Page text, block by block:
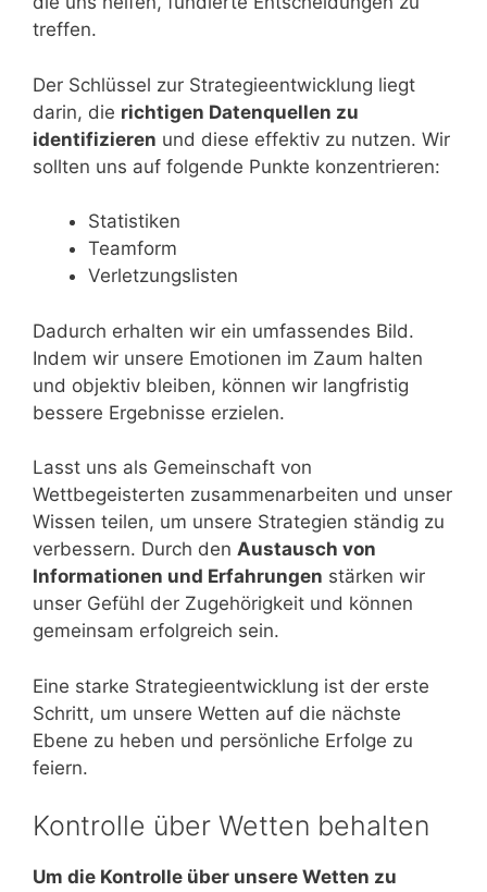
treffen.
Der Schlüssel zur Strategieentwicklung liegt
darin, die richtigen Datenquellen zu
identifizieren und diese effektiv zu nutzen. Wir
sollten uns auf folgende Punkte konzentrieren:
Statistiken
Teamform
Verletzungslisten
Dadurch erhalten wir ein umfassendes Bild.
Indem wir unsere Emotionen im Zaum halten
und objektiv bleiben, können wir langfristig
bessere Ergebnisse erzielen.
Lasst uns als Gemeinschaft von
Wettbegeisterten zusammenarbeiten und unser
Wissen teilen, um unsere Strategien ständig zu
verbessern. Durch den Austausch von
Informationen und Erfahrungen stärken wir
unser Gefühl der Zugehörigkeit und können
gemeinsam erfolgreich sein.
Eine starke Strategieentwicklung ist der erste
Schritt, um unsere Wetten auf die nächste
Ebene zu heben und persönliche Erfolge zu
feiern.
Kontrolle über Wetten behalten
Um die Kontrolle über unsere Wetten zu